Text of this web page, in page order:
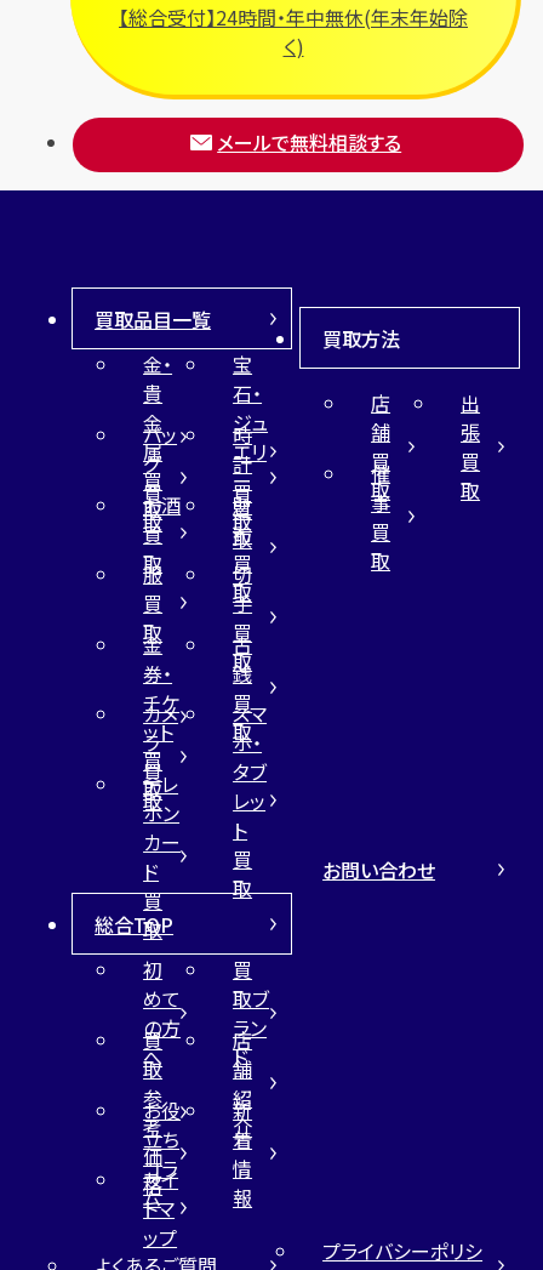
【総合受付】24時間・年中無休(年末年始除
く)
メールで無料相談する
買取品目一覧
金・
貴
金
属
買
取
宝
石・
ジュ
エリ
ー
買
取
バッ
グ
買
取
時
計
買
取
お酒
買
取
財
布
買
取
服
買
取
切
手
買
取
金
券・
チケ
ット
買
取
古
銭
買
取
カメ
ラ
買
取
スマ
ホ・
タブ
レッ
ト
買
取
テレ
ホン
カー
ド
買
取
買取方法
店
舗
買
取
出
張
買
取
催
事
買
取
総合TOP
初
めて
の方
へ
買
取ブ
ラン
ド
買
取
参
考
価
格
店
舗
紹
介
お役
立ち
コラ
ム
新
着
情
報
サイ
トマ
ップ
お問い合わせ
プライバシーポリシ